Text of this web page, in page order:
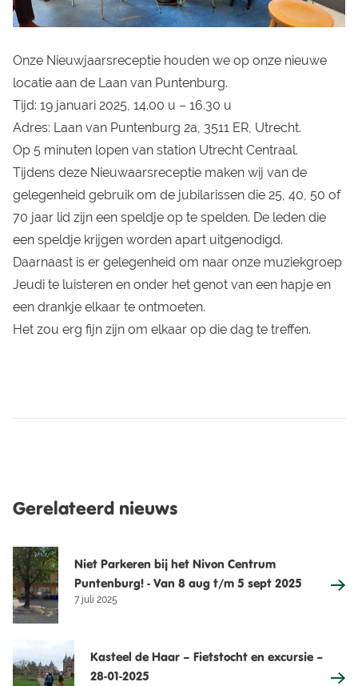
Onze Nieuwjaarsreceptie houden we op onze nieuwe
locatie aan de Laan van Puntenburg.
Tijd: 19 januari 2025, 14.00 u – 16.30 u
Adres: Laan van Puntenburg 2a, 3511 ER, Utrecht.
Op 5 minuten lopen van station Utrecht Centraal.
Tijdens deze Nieuwaarsreceptie maken wij van de
gelegenheid gebruik om de jubilarissen die 25, 40, 50 of
70 jaar lid zijn een speldje op te spelden. De leden die
een speldje krijgen worden apart uitgenodigd.
Daarnaast is er gelegenheid om naar onze muziekgroep
Jeudi te luisteren en onder het genot van een hapje en
een drankje elkaar te ontmoeten.
Het zou erg fijn zijn om elkaar op die dag te treffen.
Gerelateerd nieuws
Niet Parkeren bij het Nivon Centrum
Puntenburg! - Van 8 aug t/m 5 sept 2025
7 juli 2025
Kasteel de Haar – Fietstocht en excursie –
28-01-2025